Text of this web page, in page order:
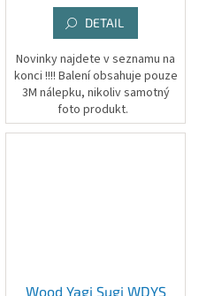
DETAIL
Novinky najdete v seznamu na
konci !!!! Balení obsahuje pouze
3M nálepku, nikoliv samotný
foto produkt.
Wood Yagi Sugi WDYS